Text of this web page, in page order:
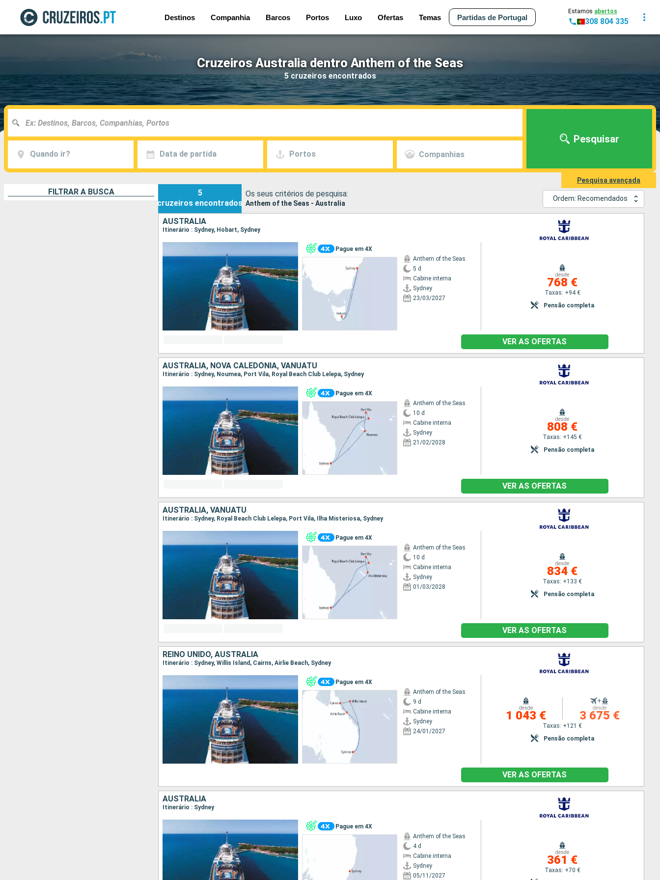
Destinos Companhia Barcos Portos Luxo Ofertas Temas Partidas de Portugal
Estamos abertos
308 804 335
Cruzeiros Australia dentro Anthem of the Seas
5 cruzeiros encontrados
Quando ir? Data de partida Portos Companhias
Pesquisar
Pesquisa avançada
FILTRAR A BUSCA
5
cruzeiros encontrados
Os seus critérios de pesquisa:
Anthem of the Seas - Australia
Ordem: Recomendados
AUSTRALIA
Itinerário : Sydney, Hobart, Sydney
Pague em 4X
Anthem of the Seas
5 d
Cabine interna
Sydney
23/03/2027
desde
768 €
Taxas: +94 €
Pensão completa
VER AS OFERTAS
AUSTRALIA, NOVA CALEDÓNIA, VANUATU
Itinerário : Sydney, Noumea, Port Vila, Royal Beach Club Lelepa, Sydney
Pague em 4X
Anthem of the Seas
10 d
Cabine interna
Sydney
21/02/2028
desde
808 €
Taxas: +145 €
Pensão completa
VER AS OFERTAS
AUSTRALIA, VANUATU
Itinerário : Sydney, Royal Beach Club Lelepa, Port Vila, Ilha Misteriosa, Sydney
Pague em 4X
Anthem of the Seas
10 d
Cabine interna
Sydney
01/03/2028
desde
834 €
Taxas: +133 €
Pensão completa
VER AS OFERTAS
REINO UNIDO, AUSTRALIA
Itinerário : Sydney, Willis Island, Cairns, Airlie Beach, Sydney
Pague em 4X
Anthem of the Seas
9 d
Cabine interna
Sydney
24/01/2027
desde
1 043 €
+
desde
3 675 €
Taxas: +121 €
Pensão completa
VER AS OFERTAS
AUSTRALIA
Itinerário : Sydney
Pague em 4X
Anthem of the Seas
4 d
Cabine interna
Sydney
05/11/2027
desde
361 €
Taxas: +70 €